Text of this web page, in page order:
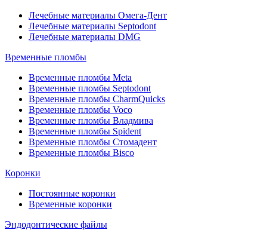
Лечебные материалы Омега-Дент
Лечебные материалы Septodont
Лечебные материалы DMG
Временные пломбы
Временные пломбы Meta
Временные пломбы Septodont
Временные пломбы CharmQuicks
Временные пломбы Voco
Временные пломбы Владмива
Временные пломбы Spident
Временные пломбы Стомадент
Временные пломбы Bisco
Коронки
Постоянные коронки
Временные коронки
Эндодонтические файлы